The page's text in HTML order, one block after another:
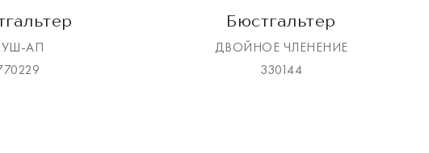
АП
Бюстгальтер
ДВОЙНОЕ ЧЛЕНЕНИЕ
330144